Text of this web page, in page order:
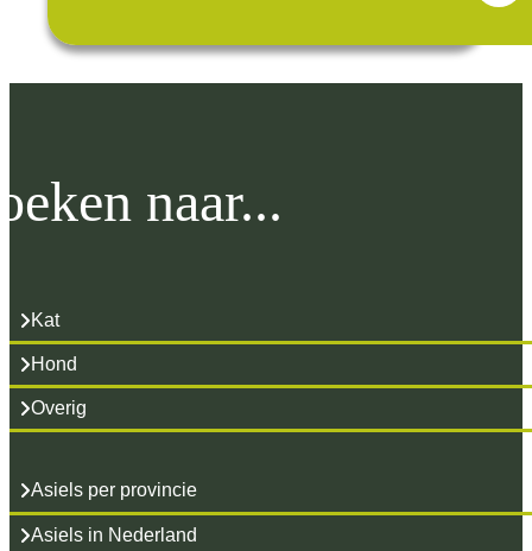
naar...
Kat
Hond
Overig
Asiels per provincie
Asiels in Nederland